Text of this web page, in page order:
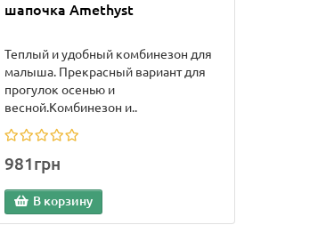
шапочка Amethyst
Теплый и удобный комбинезон для
малыша. Прекрасный вариант для
прогулок осенью и
весной.Комбинезон и..
981грн
В корзину